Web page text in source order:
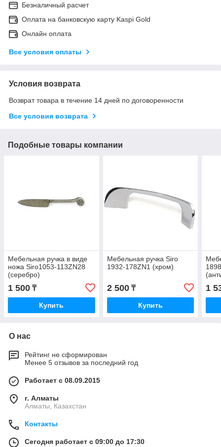
Безналичный расчет
Оплата на банковскую карту Kaspi Gold
Онлайн оплата
Все условия оплаты
Условия возврата
Возврат товара в течение 14 дней по договоренности
Все условия возврата
Подобные товары компании
Мебельная ручка в виде
ножа Siro1053-113ZN28
(серебро)
1 500 ₸
Купить
Мебельная ручка Siro
1932-178ZN1 (хром)
2 500₸
Купить
1
О нас
Рейтинг не сформирован
Менее 5 отзывов за последний год
Работает с 08.09.2015
г. Алматы
Алматы, Казахстан
Контакты
Сегодня работает с 09:00 до 17:30